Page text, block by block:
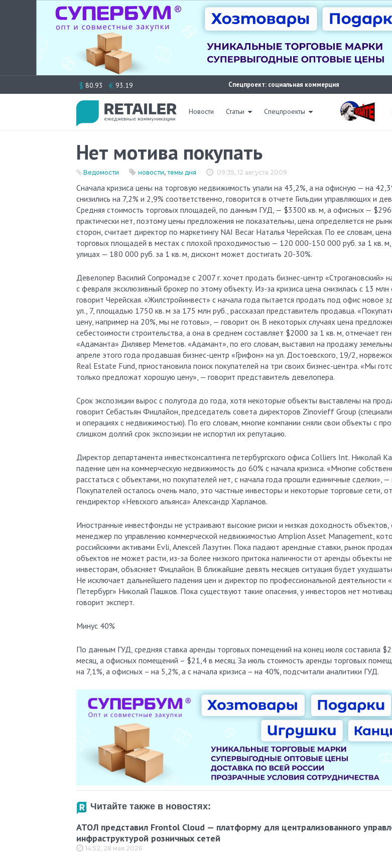
к
$ 80.93 € 93.19 Спецпроект: социальная коммерция
Новости Статьи Спецпроекты
Нет мотива покупать
09:35, 12 августа 2009
Ведомости новости, темы дня
Сначала кризиса цены на торговую недвижимость упали на 43,2%, а на офисную — на 42,3%, за июль цены
снизились на 7,2% и 2,9% соответственно, говорится в отчете Гильдии управляющих и
Средняя стоимость торговых площадей, по данным ГУД, — $3300 кв. м, а офисных —
практически нет, поэтому цены предложения не показательны, цена определяется не
сторон, считает директор по маркетингу NAI Becar Наталья Черейская. По ее словам,
торговых площадей в местах с плохой проходимостью — 120 000-150 000 руб. за 1 кв.
улицах — 180 000 руб. за 1 кв. м, дисконт может достигать 20-30%.
Девелопер Василий Сопромадзе с 2007 г. хочет продать бизнес-центр «Строгановский»
с февраля эксклюзивный брокер по этому объекту. Из-за кризиса цена снизилась с 13
говорит Черейская. «Жилстройинвест» с начала года пытается продать под офис новое
ул., 7, площадью 1750 кв. м за 175 млн руб., рассказал представитель продавца.
цену, например на 20%, мы не готовы», — говорит он. В некоторых случаях цена
себестоимости строительства, а она в среднем составляет $2000 за 1 кв. м, отмечает
«Адаманта» Дилявер Меметов. «Адамант», по его словам, выставил на продажу
апреле этого года продавшая бизнес-центр «Грифон» на ул. Достоевского, 19/2,
Real Estate Fund, приостановила поиск покупателей на три своих бизнес-центра. «Мы
только предложат хорошую цену», — говорит представитель девелопера.
Срок экспозиции вырос с полугода до года, хотя некоторые объекты выставлены на
говорит Себастьян Фицлайон, председатель совета директоров Zinovieff Group
и операциях с недвижимостью). По его словам, многие компании сняли свои объекты с
слишком долгий срок экспозиции не испортил их репутацию.
Директор департамента инвестконсалтинга петербургского офиса Colliers Int. Николай
падение цен на коммерческую недвижимость до 60% с начала кризиса. «Многие
расстаться с объектами, но покупателей нет, с начала года прошли единичные сделки», —
Покупателей осталось очень мало, это частные инвесторы и некоторые торговые сети,
гендиректор «Невского альянса» Александр Харламов.
Иностранные инвестфонды не устраивают высокие риски и низкая доходность объектов,
менеджер по управлению коммерческой недвижимостью Amplion Asset Management,
российскими активами Evli, Алексей Лазутин. Пока падают арендные ставки, рынок
объектов не может расти, из-за более низкого притока наличности от аренды объекты
инвесторам, объясняет Фицлайон. В ближайшие девять месяцев ситуация будет
Не исключает дальнейшего падения цен и директор по профессиональной деятельности
Петербург» Николай Пашков. Пока существуют такие опасения, у инвесторов нет
говорит эксперт.
Минус 40%
По данным ГУД, средняя ставка аренды торговых помещений на конец июля составила
месяц, а офисных помещений – $21,4 в месяц. За июль стоимость аренды торговых
на 7,1%, а офисных – на 5,2%, а с начала кризиса – на 40%, подсчитали аналитики ГУД.
Читайте также в новостях:
АТОЛ представил Frontol Cloud — платформу для централизованного
инфраструктурой розничных сетей
14:52, 28 мая 2026